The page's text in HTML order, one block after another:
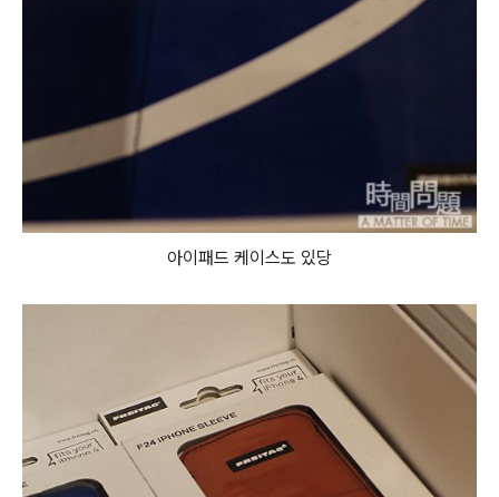
아이패드 케이스도 있당